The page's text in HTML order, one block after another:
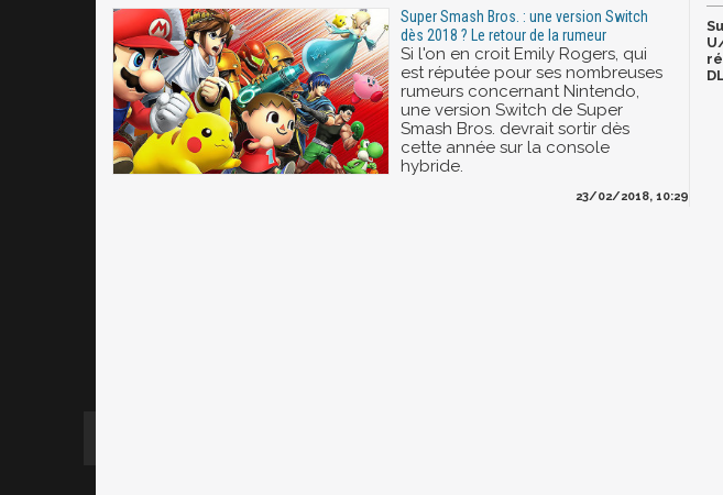
Super Smash Bros. : une version Switch
dès 2018 ? Le retour de la rumeur
Si l'on en croit Emily Rogers, qui
est réputée pour ses nombreuses
rumeurs concernant Nintendo,
une version Switch de Super
Smash Bros. devrait sortir dès
cette année sur la console
hybride.
23/02/2018, 10:29